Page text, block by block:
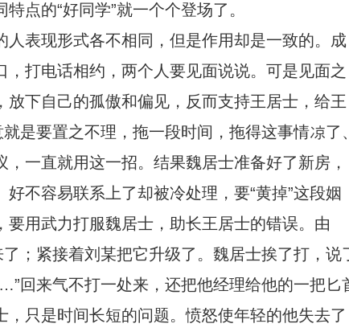
点的“好同学”就一个个登场了。
人表现形式各不相同，但是作用却是一致的。成
打电话相约，两个人要见面说说。可是见面之
下自己的孤傲和偏见，反而支持王居士，给王
是要置之不理，拖一段时间，拖得这事情凉了
一直就用这一招。结果魏居士准备好了新房，
不容易联系上了却被冷处理，要“黄掉”这段姻
用武力打服魏居士，助长王居士的错误。由
；紧接着刘某把它升级了。魏居士挨了打，说
回来气不打一处来，还把他经理给他的一把匕
只是时间长短的问题。愤怒使年轻的他失去了